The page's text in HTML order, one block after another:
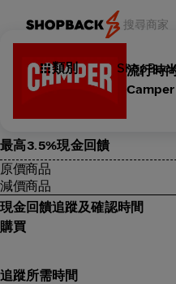
類別
流行時
Camper
最高3.5%現金回饋
原價商品
減價商品
現金回饋追蹤及確認時間
購買
追蹤所需時間